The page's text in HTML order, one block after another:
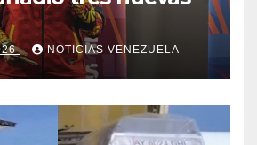
NOTICIAS VENEZUELA